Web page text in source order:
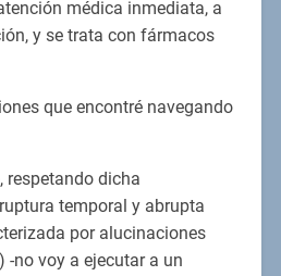
médica inmediata, a
y se trata con fármacos
que encontré navegando
respetando dicha
temporal y abrupta
por alucinaciones
-no voy a ejecutar a un